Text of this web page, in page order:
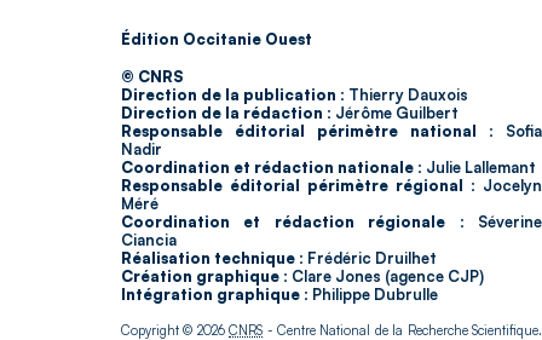
Édition Occitanie Ouest
© CNRS
Direction de la publication : Thierry Dauxois
Direction de la rédaction : Jérôme Guilbert
Responsable éditorial périmètre national : Sofia
Nadir
Coordination et rédaction nationale : Julie Lallemant
Responsable éditorial périmètre régional : Jocelyn
Méré
Coordination et rédaction régionale : Séverine
Ciancia
Réalisation technique : Frédéric Druilhet
Création graphique : Clare Jones (agence CJP)
Intégration graphique : Philippe Dubrulle
Copyright © 2026CNRS - Centre National de la Recherche Scientifique.